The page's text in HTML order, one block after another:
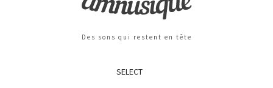
Des sons qui restent en tête
SELECT